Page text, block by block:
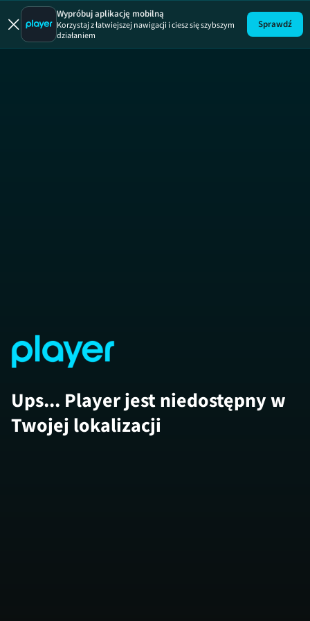
Absurdy
Wypróbuj aplikację mobilną
Korzystaj z łatwiejszej nawigacji i ciesz się szybszym
działaniem
Sprawdź
Ups... Player jest niedostępny w
Twojej lokalizacji